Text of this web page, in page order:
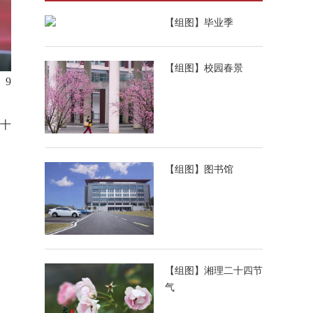
9
【组图】毕业季
【组图】校园春景
【组图】图书馆
【组图】湘理二十四节
气